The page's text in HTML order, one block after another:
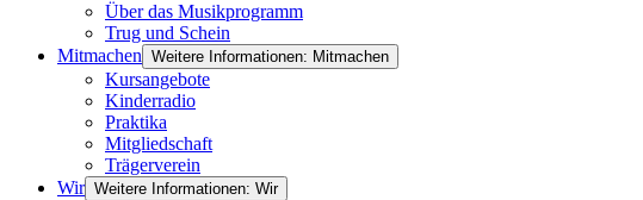
Über das Musikprogramm
Trug und Schein
Mitmachen Weitere Informationen: Mitmachen
Kursangebote
Kinderradio
Praktika
Mitgliedschaft
Trägerverein
Wir Weitere Informationen: Wir